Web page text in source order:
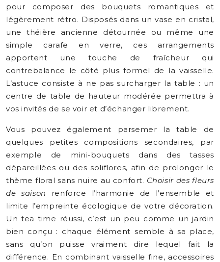
pour composer des bouquets romantiques et
légèrement rétro. Disposés dans un vase en cristal,
une théière ancienne détournée ou même une
simple carafe en verre, ces arrangements
apportent une touche de fraîcheur qui
contrebalance le côté plus formel de la vaisselle.
L’astuce consiste à ne pas surcharger la table : un
centre de table de hauteur modérée permettra à
vos invités de se voir et d’échanger librement.
Vous pouvez également parsemer la table de
quelques petites compositions secondaires, par
exemple de mini-bouquets dans des tasses
dépareillées ou des soliflores, afin de prolonger le
thème floral sans nuire au confort. Choisir des fleurs
de saison renforce l’harmonie de l’ensemble et
limite l’empreinte écologique de votre décoration.
Un tea time réussi, c’est un peu comme un jardin
bien conçu : chaque élément semble à sa place,
sans qu’on puisse vraiment dire lequel fait la
différence. En combinant vaisselle fine, accessoires